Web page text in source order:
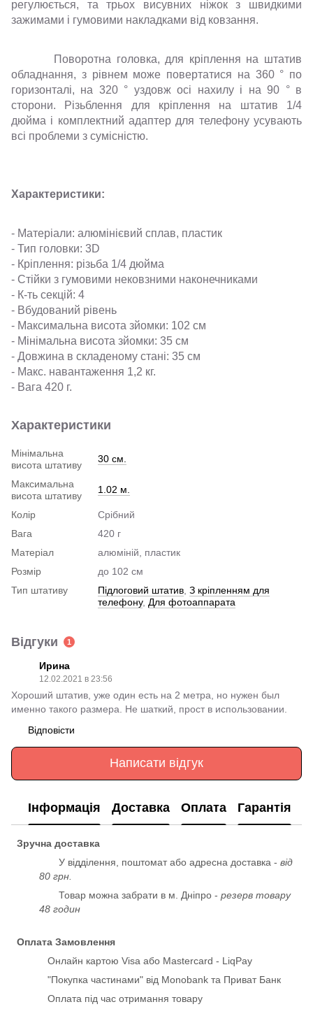
регулюється, та трьох висувних ніжок з швидкими
зажимами і гумовими накладками від ковзання.
Поворотна головка, для кріплення на штатив
обладнання, з рівнем може повертатися на 360 ° по
горизонталі, на 320 ° уздовж осі нахилу і на 90 ° в
сторони. Різьблення для кріплення на штатив 1/4
дюйма і комплектний адаптер для телефону усувають
всі проблеми з сумісністю.
Характеристики:
- Матеріали: алюмінієвий сплав, пластик
- Тип головки: 3D
- Кріплення: різьба 1/4 дюйма
- Стійки з гумовими нековзними наконечниками
- К-ть секцій: 4
- Вбудований рівень
- Максимальна висота зйомки: 102 см
- Мінімальна висота зйомки: 35 см
- Довжина в складеному стані: 35 см
- Макс. навантаження 1,2 кг.
- Вага 420 г.
Характеристики
Мінімальна
висота штативу
30 см.
Максимальна
висота штативу
1.02 м.
Колір
Срібний
Вага
420 г
Матеріал
алюміній, пластик
Розмір
до 102 см
Тип штативу
Підлоговий штатив З кріпленням для
телефону, Для фотоаппарата
Відгуки 1
Ирина
12.02.2021 в 23:56
Хороший штатив, уже один есть на 2 метра, но нужен был
именно такого размера. Не шаткий, прост в использовании.
Відповісти
Написати відгук
Інформація Доставка Оплата Гарантія
Зручна доставка
У відділення, поштомат або адресна доставка - від
80 грн.
Товар можна забрати в м. Дніпро - резерв товару
48 годин
Оплата Замовлення
Онлайн картою Visa або Mastercard - LiqPay
"Покупка частинами" від Monobank та Приват Банк
Оплата під час отримання товару